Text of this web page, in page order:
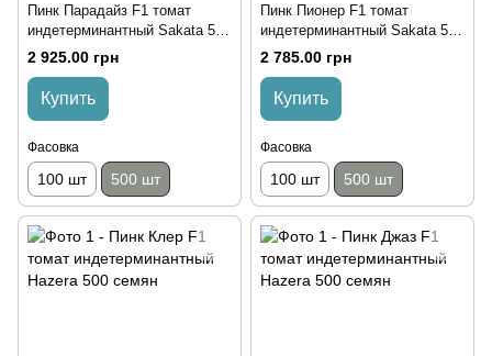
Пинк Парадайз F1 томат
индетерминантный Sakata 500
семян
2 925.00 грн
Купить
Фасовка
100 шт 500 шт
Пинк Пионер F1 томат
индетерминантный Sakata 500
семян
2 785.00 грн
Купить
Фасовка
100 шт 500 шт